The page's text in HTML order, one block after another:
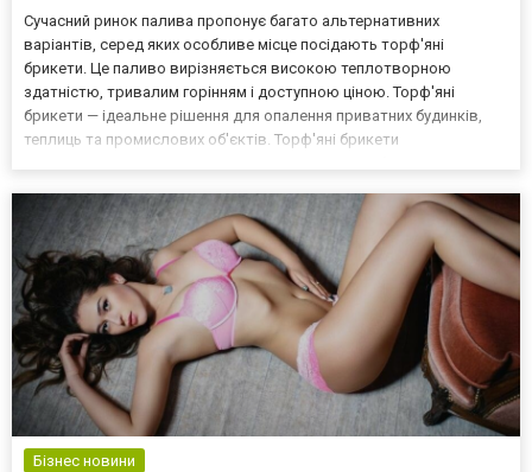
Сучасний ринок палива пропонує багато альтернативних
варіантів, серед яких особливе місце посідають торф'яні
брикети. Це паливо вирізняється високою теплотворною
здатністю, тривалим горінням і доступною ціною. Торф'яні
брикети — ідеальне рішення для опалення приватних будинків,
теплиць та промислових об'єктів. Торф'яні брикети
брикети? Торф'яні бри...
Бізнес новини